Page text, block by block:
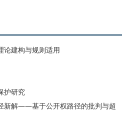
论建构与规则适用
护研究
新解——基于公开权路径的批判与超